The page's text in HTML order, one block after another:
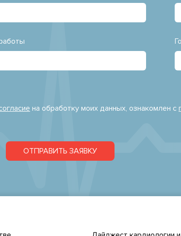
на обработку моих данных, ознакомлен с
ОТПРАВИТЬ ЗАЯВКУ